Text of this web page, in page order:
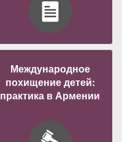
Международное
похищение детей:
практика в Армении